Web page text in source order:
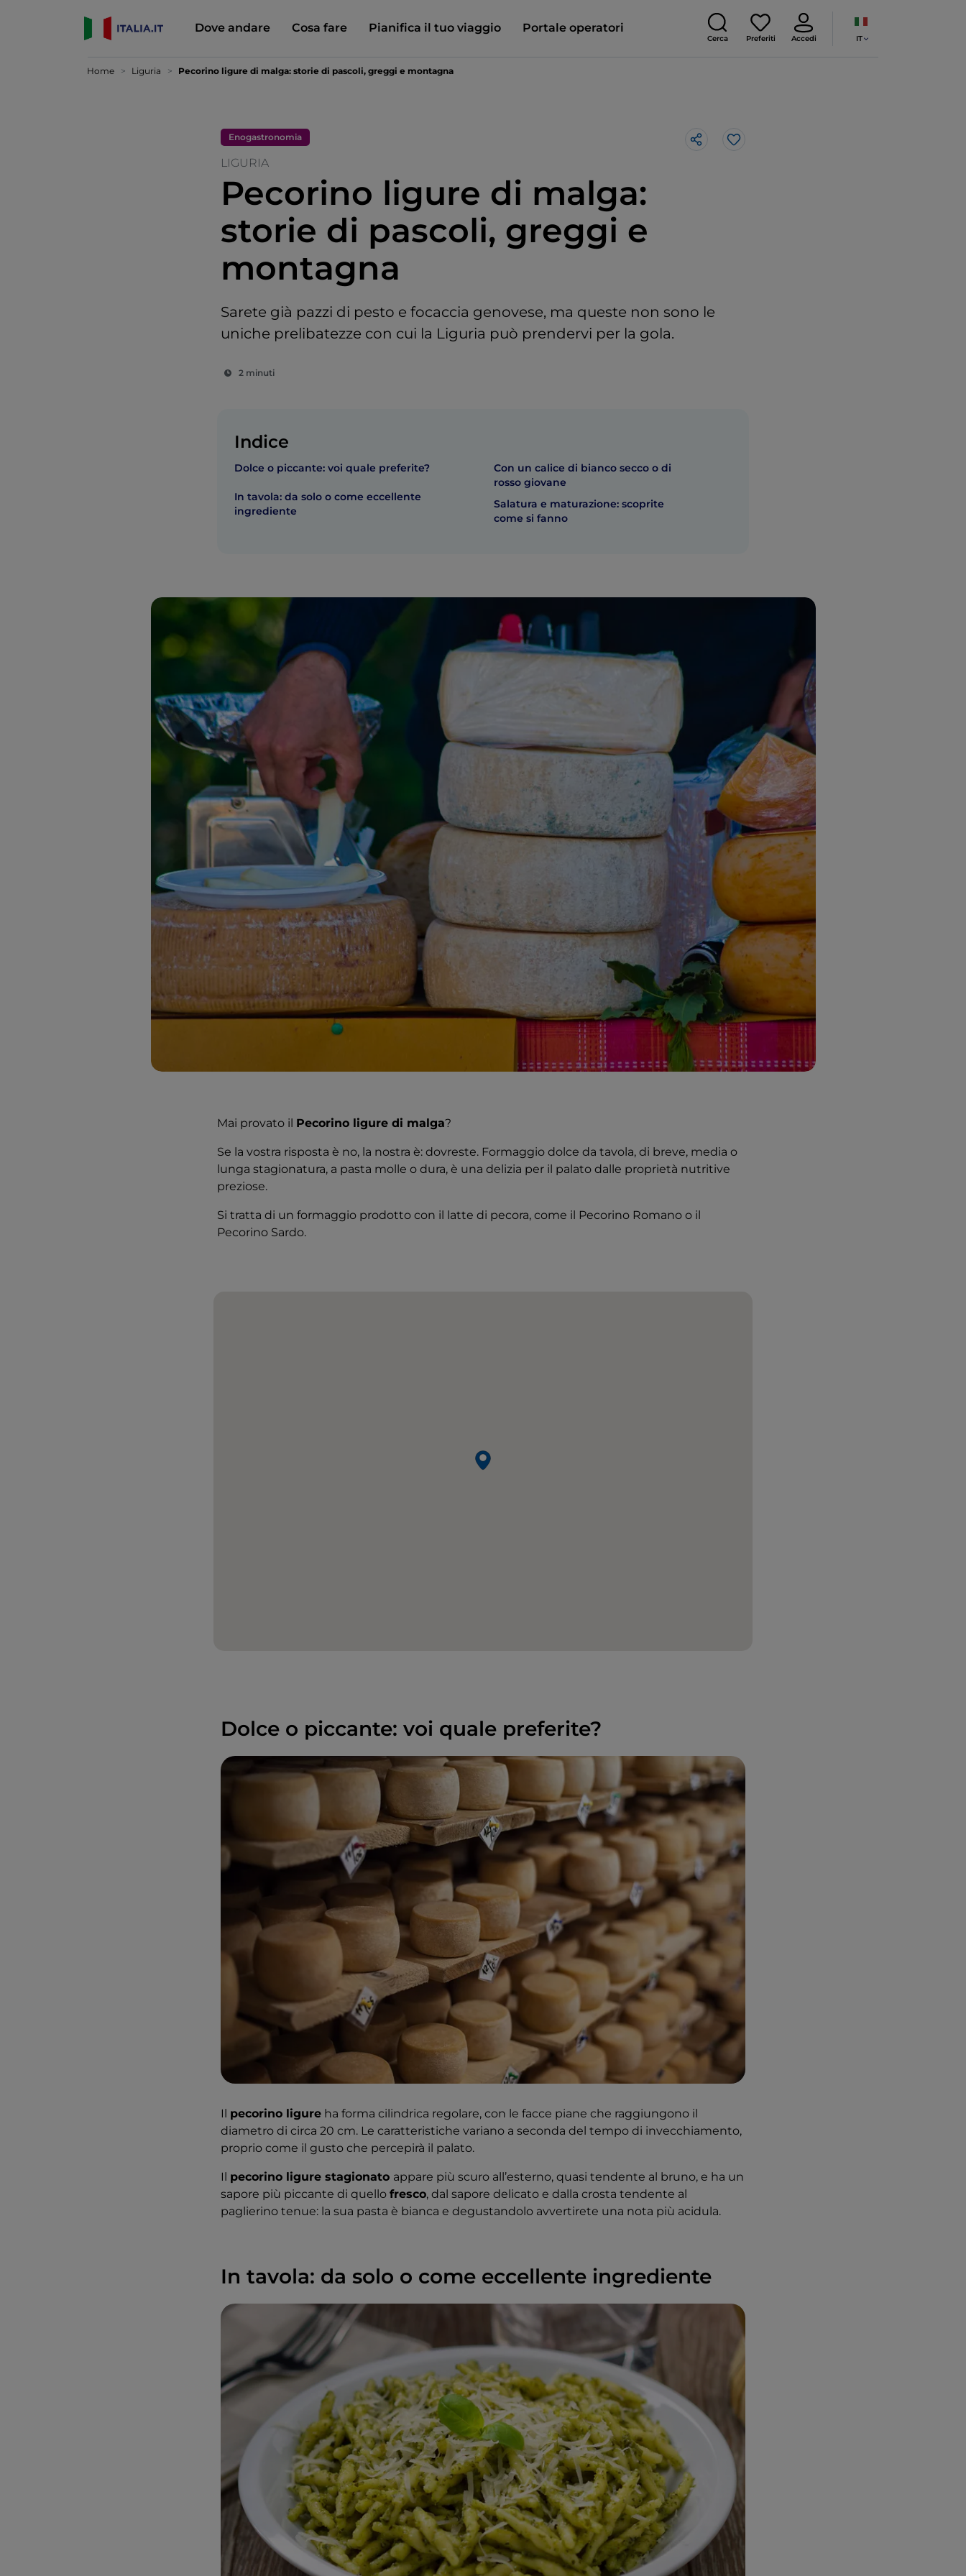
Dove andare Cosa fare Pianifica il tuo viaggio Portale operatori
Cerca Preferiti Accedi IT
Home Liguria Pecorino ligure di malga: storie di pascoli, greggi e montagna
Enogastronomia
LIGURIA
Pecorino ligure di malga:
storie di pascoli, greggi e
montagna
Sarete già pazzi di pesto e focaccia genovese, ma queste non sono le
uniche prelibatezze con cui la Liguria può prendervi per la gola.
2 minuti
Like
Indice
Dolce o piccante: voi quale preferite?
In tavola: da solo o come eccellente
ingrediente
Con un calice di bianco secco o di
rosso giovane
Salatura e maturazione: scoprite
come si fanno
Mai provato il Pecorino ligure di malga?
Se la vostra risposta è no, la nostra è: dovreste. Formaggio dolce da tavola, di breve, media o
lunga stagionatura, a pasta molle o dura, è una delizia per il palato dalle proprietà nutritive
preziose.
Si tratta di un formaggio prodotto con il latte di pecora, come il Pecorino Romano o il
Pecorino Sardo.
Dolce o piccante: voi quale preferite?
Il pecorino ligure ha forma cilindrica regolare, con le facce piane che raggiungono il
diametro di circa 20 cm. Le caratteristiche variano a seconda del tempo di invecchiamento,
proprio come il gusto che percepirà il palato.
Il pecorino ligure stagionato appare più scuro all’esterno, quasi tendente al bruno, e ha un
sapore più piccante di quello fresco, dal sapore delicato e dalla crosta tendente al
paglierino tenue: la sua pasta è bianca e degustandolo avvertirete una nota più acidula.
In tavola: da solo o come eccellente ingrediente